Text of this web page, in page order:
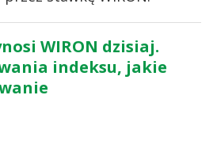
WIRON dzisiaj.
indeksu, jakie